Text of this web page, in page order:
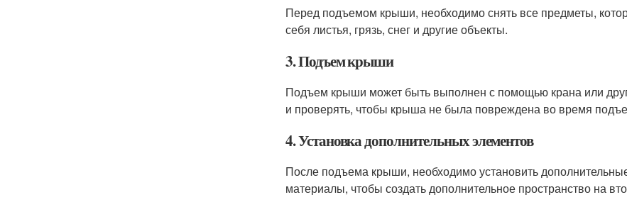
Перед подъемом крыши, необходимо снять все предметы,
себя листья, грязь, снег и другие объекты.
3. Подъем крыши
Подъем крыши может быть выполнен с помощью крана или
и проверять, чтобы крыша не была повреждена во время
4. Установка дополнительных элементов
После подъема крыши, необходимо установить
материалы, чтобы создать дополнительное пространство на